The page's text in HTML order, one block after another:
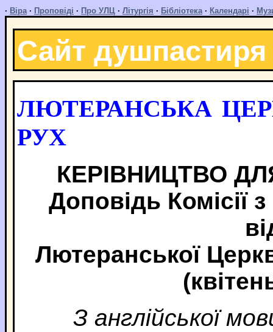
· Віра· Проповіді · Про УЛЦ · Літургія · Бібліотека· Календарі ·
Сайт
ЛЮТЕРАНСЬКА
РУХ
КЕРІВНИЦТВО
Доповідь Комісії
Лютеранської
З англійської